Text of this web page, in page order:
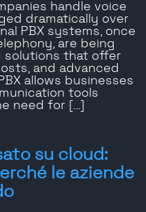
handle voice
dramatically over
PBX systems, once
are being
solutions that offer
and advanced
allows businesses
tools
need for […]
su cloud:
le aziende